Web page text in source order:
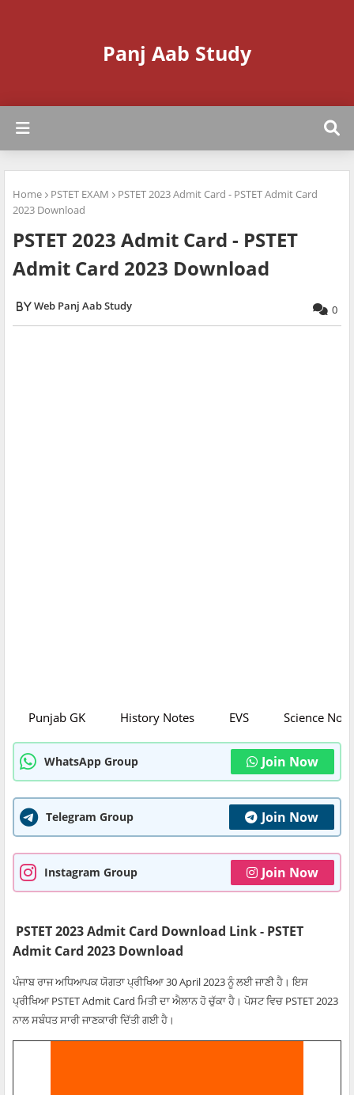
Panj Aab Study
Home PSTET EXAM
PSTET 2023 Admit Card - PSTET Admit Card
2023 Download
PSTET 2023 Admit Card - PSTET
Admit Card 2023 Download
Web Panj Aab Study 0
Punjab GK History Notes EVS Science
WhatsApp Group Join Now
Telegram Group Join Now
Instagram Group Join Now
PSTET 2023 Admit Card Download Link - PSTET
Admit Card 2023 Download
ਪੰਜਾਬ ਰਾਜ ਅਧਿਆਪਕ ਯੋਗਤਾ ਪ੍ਰੀਖਿਆ 30 April 2023 ਨੂੰ ਲਈ ਜਾਣੀ ਹੈ। ਇਸ
ਪ੍ਰੀਖਿਆ PSTET Admit Card ਮਿਤੀ ਦਾ ਐਲਾਨ ਹੋ ਚੁੱਕਾ ਹੈ। ਪੋਸਟ ਵਿਚ PSTET 2023
ਨਾਲ ਸਬੰਧਤ ਸਾਰੀ ਜਾਣਕਾਰੀ ਦਿੱਤੀ ਗਈ ਹੈ।